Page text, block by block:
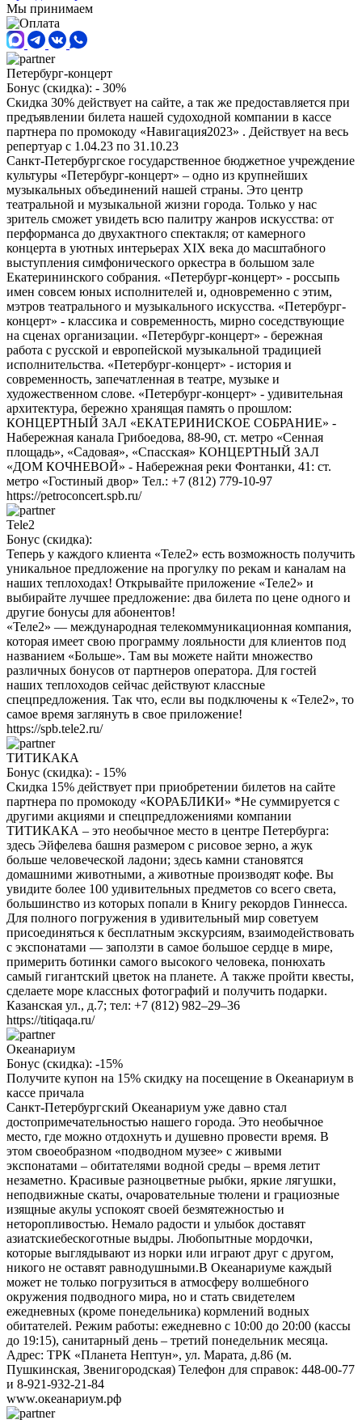
Мы принимаем
Петербург-концерт
Бонус (скидка): - 30%
Скидка 30% действует на сайте, а так же предоставляется при
предъявлении билета нашей судоходной компании в кассе
партнера по промокоду «Навигация2023» . Действует на весь
репертуар с 1.04.23 по 31.10.23
Санкт-Петербургское государственное бюджетное учреждение
культуры «Петербург-концерт» – одно из крупнейших
музыкальных объединений нашей страны. Это центр
театральной и музыкальной жизни города. Только у нас
зритель сможет увидеть всю палитру жанров искусства: от
перформанса до двухактного спектакля; от камерного
концерта в уютных интерьерах ХIХ века до масштабного
выступления симфонического оркестра в большом зале
Екатерининского собрания. «Петербург-концерт» - россыпь
имен совсем юных исполнителей и, одновременно с этим,
мэтров театрального и музыкального искусства. «Петербург-
концерт» - классика и современность, мирно соседствующие
на сценах организации. «Петербург-концерт» - бережная
работа с русской и европейской музыкальной традицией
исполнительства. «Петербург-концерт» - история и
современность, запечатленная в театре, музыке и
художественном слове. «Петербург-концерт» - удивительная
архитектура, бережно хранящая память о прошлом:
КОНЦЕРТНЫЙ ЗАЛ «ЕКАТЕРИНИСКОЕ СОБРАНИЕ» -
Набережная канала Грибоедова, 88-90, ст. метро «Сенная
площадь», «Садовая», «Спасская» КОНЦЕРТНЫЙ ЗАЛ
«ДОМ КОЧНЕВОЙ» - Набережная реки Фонтанки, 41: ст.
метро «Гостиный двор» Тел.: +7 (812) 779-10-97
https://petroconcert.spb.ru/
Tele2
Бонус (скидка):
Теперь у каждого клиента «Теле2» есть возможность получить
уникальное предложение на прогулку по рекам и каналам на
наших теплоходах! Открывайте приложение «Теле2» и
выбирайте лучшее предложение: два билета по цене одного и
другие бонусы для абонентов!
«Теле2» — международная телекоммуникационная компания,
которая имеет свою программу лояльности для клиентов под
названием «Больше». Там вы можете найти множество
различных бонусов от партнеров оператора. Для гостей
наших теплоходов сейчас действуют классные
спецпредложения. Так что, если вы подключены к «Теле2», то
самое время заглянуть в свое приложение!
https://spb.tele2.ru/
ТИТИКАКА
Бонус (скидка): - 15%
Скидка 15% действует при приобретении билетов на сайте
партнера по промокоду «КОРАБЛИКИ» *Не суммируется с
другими акциями и спецпредложениями компании
ТИТИКАКА – это необычное место в центре Петербурга:
здесь Эйфелева башня размером с рисовое зерно, а жук
больше человеческой ладони; здесь камни становятся
домашними животными, а животные производят кофе. Вы
увидите более 100 удивительных предметов со всего света,
большинство из которых попали в Книгу рекордов Гиннесса.
Для полного погружения в удивительный мир советуем
присоединяться к бесплатным экскурсиям, взаимодействовать
с экспонатами — заползти в самое большое сердце в мире,
примерить ботинки самого высокого человека, понюхать
самый гигантский цветок на планете. А также пройти квесты,
сделаете море классных фотографий и получить подарки.
Казанская ул., д.7; тел: +7 (812) 982–29–36
https://titiqaqa.ru/
Океанариум
Бонус (скидка): -15%
Получите купон на 15% скидку на посещение в Океанариум в
кассе причала
Санкт-Петербургский Океанариум уже давно стал
достопримечательностью нашего города. Это необычное
место, где можно отдохнуть и душевно провести время. В
этом своеобразном «подводном музее» с живыми
экспонатами – обитателями водной среды – время летит
незаметно. Красивые разноцветные рыбки, яркие лягушки,
неподвижные скаты, очаровательные тюлени и грациозные
изящные акулы успокоят своей безмятежностью и
неторопливостью. Немало радости и улыбок доставят
азиатскиебескоготные выдры. Любопытные мордочки,
которые выглядывают из норки или играют друг с другом,
никого не оставят равнодушными.В Океанариуме каждый
может не только погрузиться в атмосферу волшебного
окружения подводного мира, но и стать свидетелем
ежедневных (кроме понедельника) кормлений водных
обитателей. Режим работы: ежедневно с 10:00 до 20:00 (кассы
до 19:15), санитарный день – третий понедельник месяца.
Адрес: ТРК «Планета Нептун», ул. Марата, д.86 (м.
Пушкинская, Звенигородская) Телефон для справок: 448-00-77
и 8-921-932-21-84
www.океанариум.рф